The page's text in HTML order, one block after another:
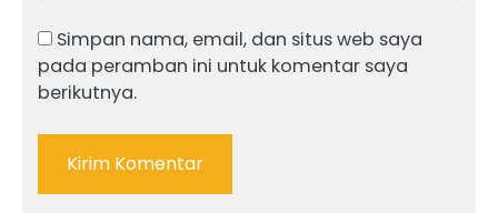
Simpan nama, email, dan situs web saya
pada peramban ini untuk komentar saya
berikutnya.